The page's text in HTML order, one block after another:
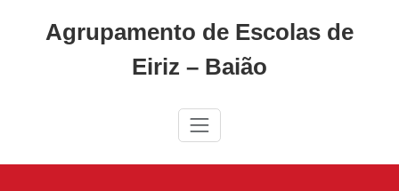
Agrupamento de Escolas de
Eiriz – Baião